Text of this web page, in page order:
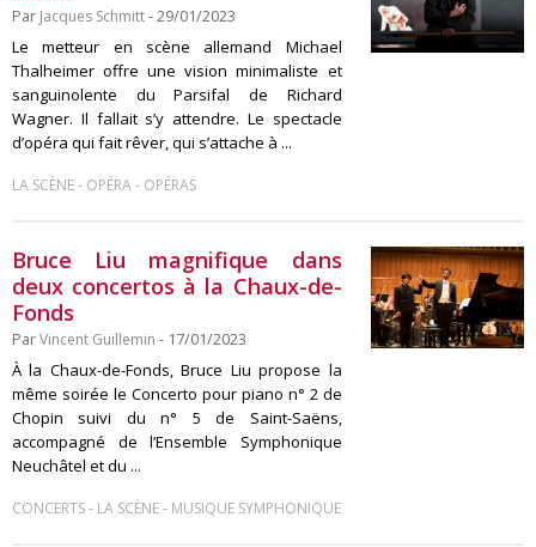
Par Jacques Schmitt- 29/01/2023
Le metteur en scène allemand Michael
Thalheimer offre une vision minimaliste et
sanguinolente du Parsifal de Richard
Wagner. Il fallait s’y attendre. Le spectacle
d’opéra qui fait rêver, qui s’attache à ...
LA SCÈNE- OPÉRA- OPÉRAS
Bruce Liu magnifique dans
deux concertos à la Chaux-de-
Fonds
ParVincent Guillemin - 17/01/2023
À la Chaux-de-Fonds, Bruce Liu propose la
même soirée le Concerto pour piano n° 2 de
Chopin suivi du n° 5 de Saint-Saëns,
accompagné de l’Ensemble Symphonique
Neuchâtel et du ...
CONCERTS- LA SCÈNE- MUSIQUE SYMPHONIQUE